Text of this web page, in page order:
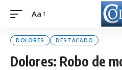
Font
Aa
DOLORES DESTACADO
Dolores: Robo de